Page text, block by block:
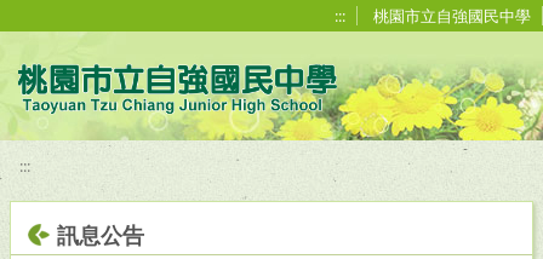
::: 桃園市立自強國民中學
:::
訊息公告